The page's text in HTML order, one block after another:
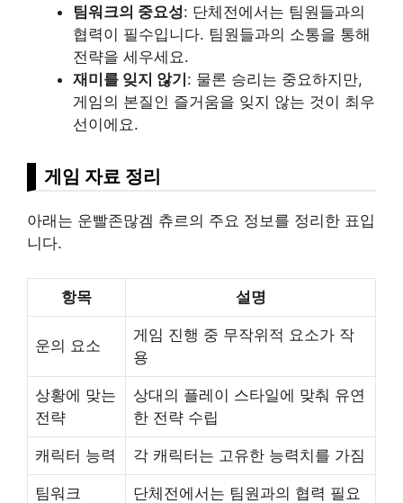
팀워크의 중요성: 단체전에서는 팀원들과의
협력이 필수입니다. 팀원들과의 소통을 통해
전략을 세우세요.
재미를 잊지 않기 : 물론 승리는 중요하지만,
게임의 본질인 즐거움을 잊지 않는 것이 최우
선이에요.
게임 자료 정리
아래는 운빨존많겜 츄르의 주요 정보를 정리한 표입
니다.
항목 설명
운의 요소
게임 진행 중 무작위적 요소가 작
용
상황에 맞는
전략
상대의 플레이 스타일에 맞춰 유연
한 전략 수립
캐릭터 능력 각 캐릭터는 고유한 능력치를 가짐
팀워크 단체전에서는 팀원과의 협력 필요